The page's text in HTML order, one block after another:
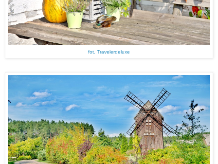
fot. Travelerdeluxe